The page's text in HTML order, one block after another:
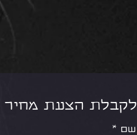
<<< לקבלת הצעת מחיר
שם